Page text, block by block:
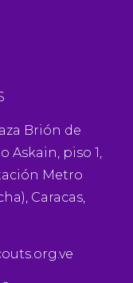
Brión de
Askain, piso 1,
Metro
Caracas,